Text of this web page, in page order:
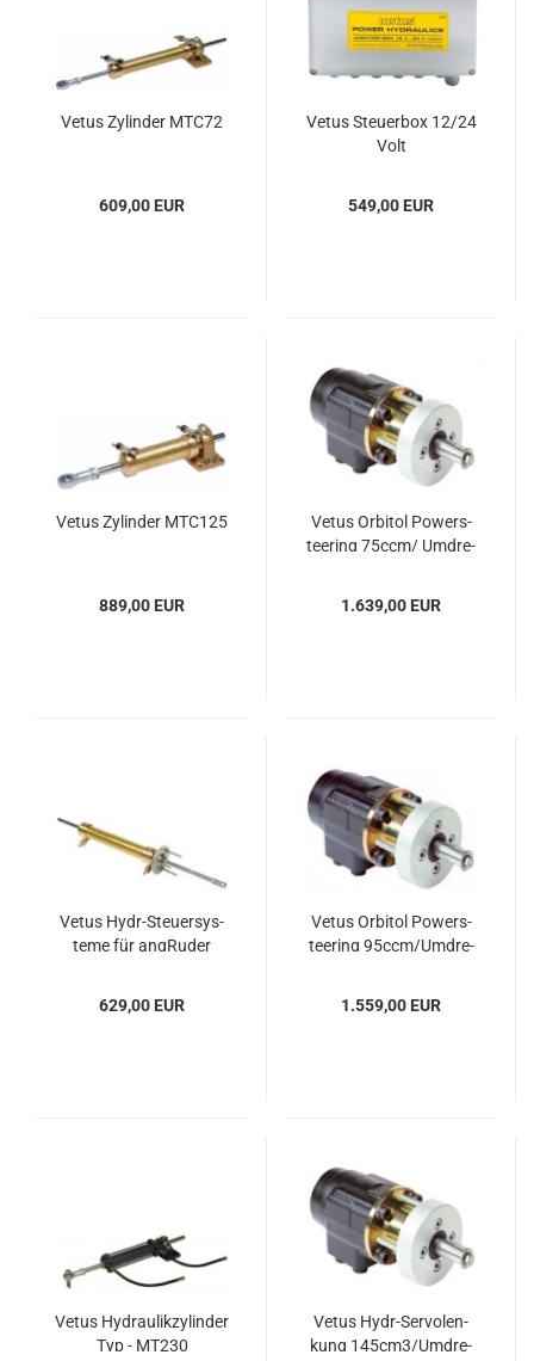
Vetus Zy­lin­der MTC72
609,00 EUR
Vetus Steu­er­box 12/24
Volt
549,00 EUR
Vetus Zy­lin­der MTC125
889,00 EUR
Vetus Or­bi­tol Powers­
tee­ring 75ccm/ Um­dre­
1.639,00 EUR
Vetus Hydr-​Steu­er­sys­
te­me für an­gRu­der
629,00 EUR
Vetus Or­bi­tol Powers­
tee­ring 95ccm/Um­dre­
1.559,00 EUR
Vetus Hy­drau­lik­zy­lin­der
Typ - MT230
Vetus Hydr-​Ser­vo­len­
kung 145cm3/Um­dre­